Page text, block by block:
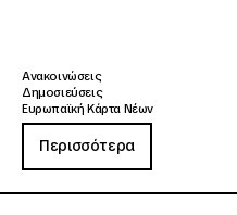
Ανακοινώσεις
Δημοσιεύσεις
Ευρωπαϊκή Κάρτα Νέων
Περισσότερα